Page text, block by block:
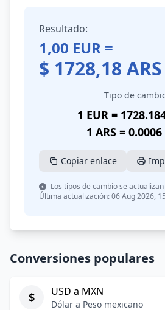
Resultado:
1,00 EUR =
$ 1728,18 ARS
Tipo de
1 EUR =
1 ARS = 0.0006
Copiar enlace
Los tipos de cambio se
Última actualización: 06 Aug 2026,
Conversiones populares
$ USD a MXN
Dólar a Peso mexicano